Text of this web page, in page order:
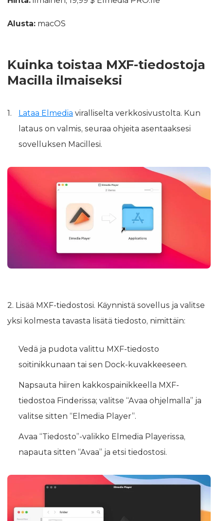
Alusta: macOS
Kuinka toistaa MXF-tiedostoja
Macilla ilmaiseksi
Lataa Elmedia viralliselta verkkosivustolta. Kun
lataus on valmis, seuraa ohjeita asentaaksesi
sovelluksen Macillesi.
2. Lisää MXF-tiedostosi. Käynnistä sovellus ja valitse
yksi kolmesta tavasta lisätä tiedosto, nimittäin:
Vedä ja pudota valittu MXF-tiedosto
soitinikkunaan tai sen Dock-kuvakkeeseen.
Napsauta hiiren kakkospainikkeella MXF-
tiedostoa Finderissa; valitse “Avaa ohjelmalla” ja
valitse sitten “Elmedia Player”.
Avaa “Tiedosto”-valikko Elmedia Playerissa,
napauta sitten “Avaa” ja etsi tiedostosi.